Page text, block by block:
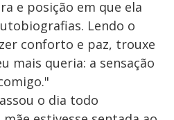
e posição em que ela
Lendo o
conforto e paz, trouxe
mais queria: a sensação
o dia todo